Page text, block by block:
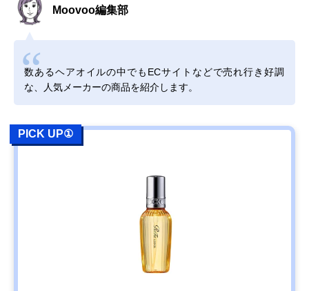
イスト 美容液ヘア
オイル
Amazonで見る
オッジィオット セ
髪を洗ったあとに
100ml
ヴィークレア セラ
ティス ナイトリペ
寝ぐせ・うねりが
気になる方におす
Amazonで見る
ウテナ ゆず油 ヘ
クに
LUCIDO-L アルガ
ンオイル ＃EXヘ
軽いつけ心地のサ
Moovoo編集部
数あるヘアオイルの中でもECサイトなどで売れ行き好調
な、人気メーカーの商品を紹介します。
PICK UP①